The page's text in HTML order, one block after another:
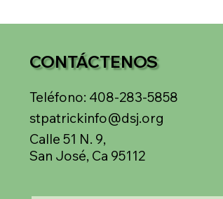
CONTÁCTENOS
Teléfono: 408-283-5858
stpatrickinfo@dsj.org
Calle 51 N. 9,
San José, Ca 95112